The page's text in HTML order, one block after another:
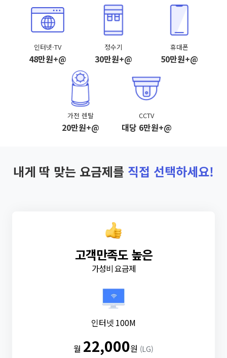
인터넷·TV
48만원+@
정수기
30만원+@
휴대폰
50만원+@
가전 렌탈
20만원+@
CCTV
대당 6만원+@
내게 딱 맞는 요금제를 직접 선택하세요!
고객만족도 높은
가성비 요금제
인터넷 100M
월 22,000원 (LG)